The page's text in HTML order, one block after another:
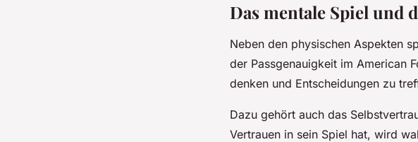
Das mentale Spiel und
Neben den physischen Aspekten
der Passgenauigkeit im American
denken und Entscheidungen zu
Dazu gehört auch das
Vertrauen in sein Spiel hat, wird